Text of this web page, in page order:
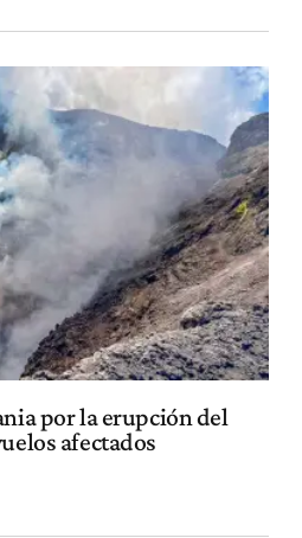
por la erupción del
afectados